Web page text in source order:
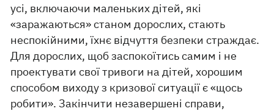
усі, включаючи маленьких дітей, які
«заражаються» станом дорослих, стають
неспокійними, їхнє відчуття безпеки страждає.
Для дорослих, щоб заспокоїтись самим і не
проектувати свої тривоги на дітей, хорошим
способом виходу з кризової ситуації є «щось
робити». Закінчити незавершені справи,